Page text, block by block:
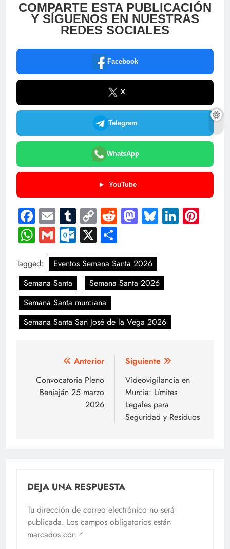
COMPARTE ESTA PUBLICACIÓN
Y SÍGUENOS EN NUESTRAS
REDES SOCIALES
Facebook
X
Telegram
WhatsApp
YouTube
Facebook
EmailTumblr
Copy
Link
RedditMastodon
Bluesky
WhatsApp
GmailOutlook.com
X
Tagged:
Eventos Semana Santa 2026
Semana Santa
Semana Santa 2026
Semana Santa murciana
Semana Santa San José de la Vega 2026
Navegación
de
entradas
Anterior
Convocatoria Pleno
Beniaján 25 marzo
2026
Siguiente
Videovigilancia en
Murcia: Límites
Legales para
Seguridad y Residuos
DEJA UNA RESPUESTA
Tu dirección de correo electrónico no será
publicada. Los campos obligatorios están
marcados con *